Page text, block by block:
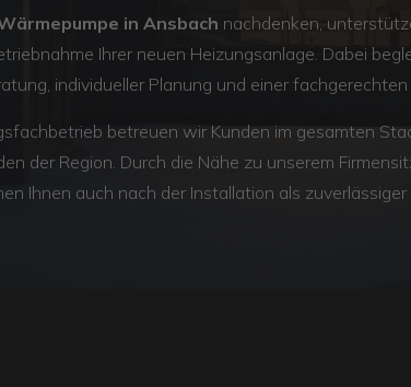
in Ansbach nachdenken,
Ihrer neuen Heizungsanlage. Dabei
individueller Planung und einer
betreuen wir Kunden im gesamten
der Region. Durch die Nähe zu unserem
Ihnen auch nach der Installation als